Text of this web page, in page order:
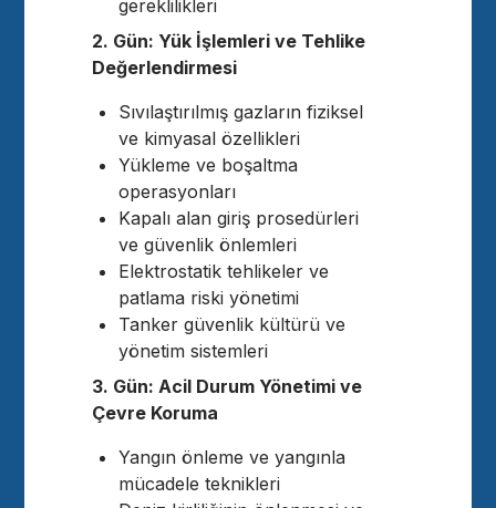
gereklilikleri
2. Gün: Yük İşlemleri ve Tehlike
Değerlendirmesi
Sıvılaştırılmış gazların fiziksel
ve kimyasal özellikleri
Yükleme ve boşaltma
operasyonları
Kapalı alan giriş prosedürleri
ve güvenlik önlemleri
Elektrostatik tehlikeler ve
patlama riski yönetimi
Tanker güvenlik kültürü ve
yönetim sistemleri
3. Gün: Acil Durum Yönetimi ve
Çevre Koruma
Yangın önleme ve yangınla
mücadele teknikleri